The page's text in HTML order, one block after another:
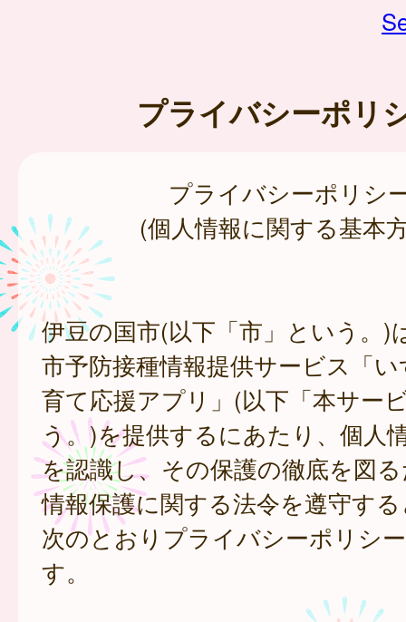
プライバシーポリ
プライバシーポリシ
(個人情報に関する基本
伊豆の国市(以下「市」という。)
市予防接種情報提供サービス「
育て応援アプリ」(以下「本サー
う。)を提供するにあたり、個人
を認識し、その保護の徹底を図
情報保護に関する法令を遵守す
次のとおりプライバシーポリシ
す。